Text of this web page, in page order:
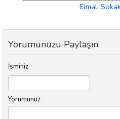
Elmalı
Yorumunuzu Paylaşın
İsminiz
Yorumunuz